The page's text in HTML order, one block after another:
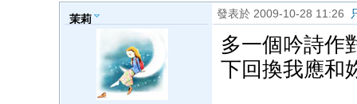
茉莉 發表於 2009-10-28 11:26
多一個吟詩作
下回換我應和